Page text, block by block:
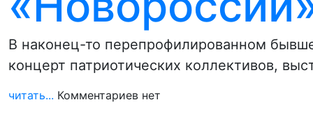
В наконец-то перепрофилированном
концерт патриотических коллективов,
читать... Комментариев нет